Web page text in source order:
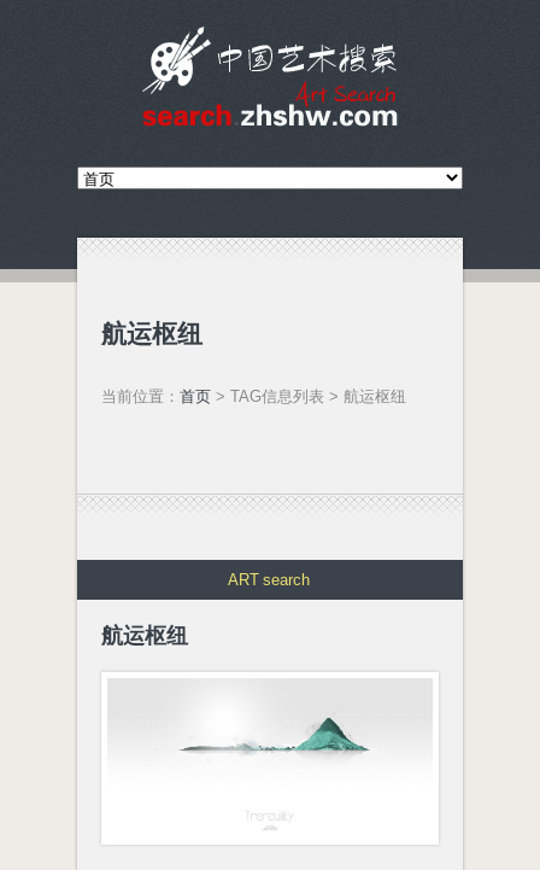
航运枢纽
当前位置： 首页 > TAG信息列表 > 航运枢纽
ART search
航运枢纽